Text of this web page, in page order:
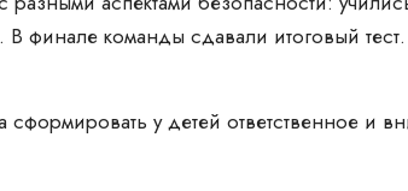
финале команды сдавали итоговый
у детей ответственное и